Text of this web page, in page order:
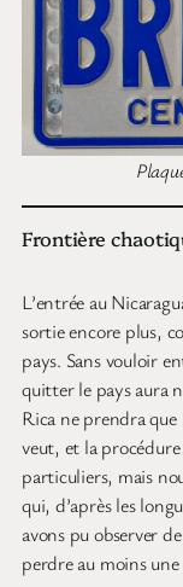
Frontière
L’entrée au
sortie encore plus,
pays. Sans vouloir
quitter le pays aura
Rica ne prendra
veut, et la
particuliers, mais
qui, d’après les
avons pu observer
perdre au moins